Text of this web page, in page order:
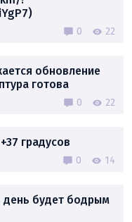
0 22
обновление
готова
0 22
градусов
0 14
день будет бодрым